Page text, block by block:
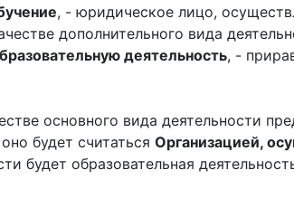
, - юридическое лицо,
дополнительного вида
деятельность, -
основного вида деятельности
будет считаться Организацией,
будет образовательная